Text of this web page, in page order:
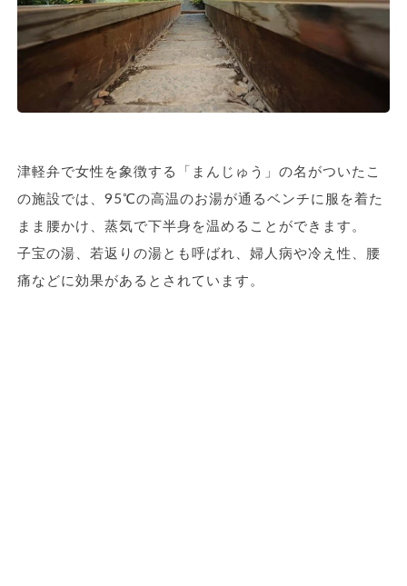
津軽弁で女性を象徴する「まんじゅう」の名がついたこ
の施設では、95℃の高温のお湯が通るベンチに服を着た
まま腰かけ、蒸気で下半身を温めることができます。
子宝の湯、若返りの湯とも呼ばれ、婦人病や冷え性、腰
痛などに効果があるとされています。